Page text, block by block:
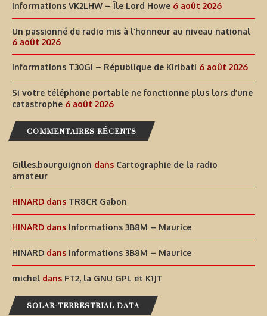
Informations VK2LHW – Île Lord Howe 6 août 2026
Un passionné de radio mis à l’honneur au niveau national
6 août 2026
Informations T30GI – République de Kiribati 6 août 2026
Si votre téléphone portable ne fonctionne plus lors d’une
catastrophe 6 août 2026
COMMENTAIRES RÉCENTS
Gilles.bourguignon dans Cartographie de la radio
amateur
HINARD dans TR8CR Gabon
HINARD dans Informations 3B8M – Maurice
HINARD dans Informations 3B8M – Maurice
michel dans FT2, la GNU GPL et K1JT
SOLAR-TERRESTRIAL DATA